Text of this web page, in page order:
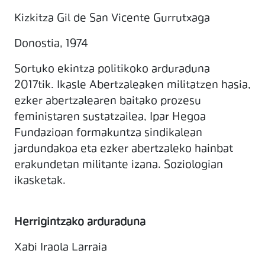
Kizkitza Gil de San Vicente Gurrutxaga
Donostia, 1974
Sortuko ekintza politikoko arduraduna
2017tik. Ikasle Abertzaleaken militatzen hasia,
ezker abertzalearen baitako prozesu
feministaren sustatzailea, Ipar Hegoa
Fundazioan formakuntza sindikalean
jardundakoa eta ezker abertzaleko hainbat
erakundetan militante izana. Soziologian
ikasketak.
Herrigintzako arduraduna
Xabi Iraola Larraia